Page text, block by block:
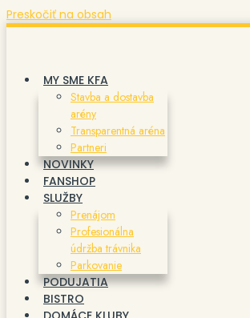
Preskočiť na obsah
MY SME KFA
Stavba a dostavba
arény
Transparentná aréna
Partneri
NOVINKY
FANSHOP
SLUŽBY
Prenájom
Profesionálna
údržba trávnika
Parkovanie
PODUJATIA
BISTRO